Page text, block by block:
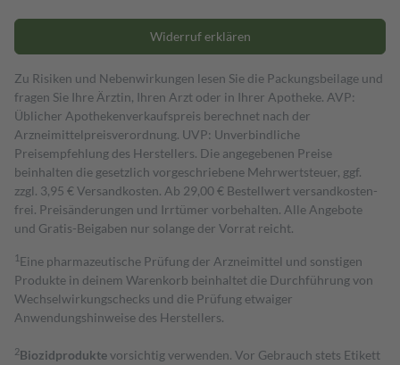
Widerruf erklären
Zu Risiken und Nebenwirkungen lesen Sie die Packungsbeilage und
fragen Sie Ihre Ärztin, Ihren Arzt oder in Ihrer Apotheke. AVP:
Üblicher Apothekenverkaufspreis berechnet nach der
Arzneimittelpreisverordnung. UVP: Unverbindliche
Preisempfehlung des Herstellers. Die angegebenen Preise
beinhalten die gesetzlich vorgeschriebene Mehrwertsteuer, ggf.
zzgl. 3,95 € Versandkosten. Ab 29,00 € Bestell­wert versand­kosten­
frei. Preisänderungen und Irrtümer vorbehalten. Alle Angebote
und Gratis-Beigaben nur solange der Vorrat reicht.
1 Eine pharmazeutische Prüfung der Arzneimittel und sonstigen
Produkte in deinem Warenkorb beinhaltet die Durchführung von
Wechselwirkungschecks und die Prüfung etwaiger
Anwendungshinweise des Herstellers.
2Biozidproduktevorsichtig verwenden. Vor Gebrauch stets Etikett